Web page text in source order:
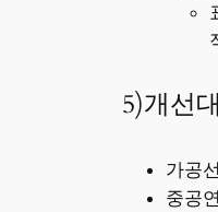
5)개선
가공
중공